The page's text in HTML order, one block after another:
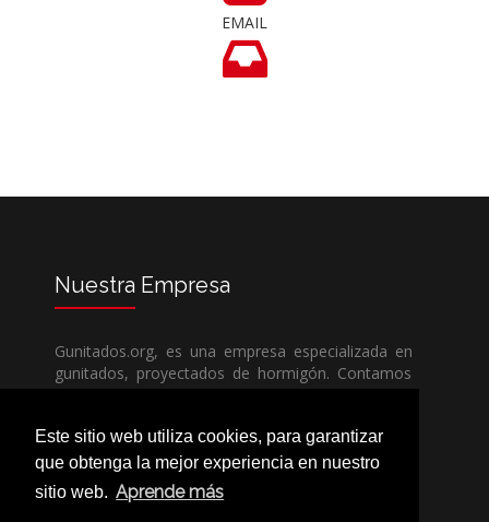
Este sitio web utiliza cookies, para garantizar
que obtenga la mejor experiencia en nuestro
sitio web. Aprende más
EMAIL
Nuestra Empresa
Gunitados.org, es una empresa especializada en
gunitados, proyectados de hormigón. Contamos
con todos los medios humanos y técnicos, para
competencia.
Si necesita una empresa de gunitados, no dude